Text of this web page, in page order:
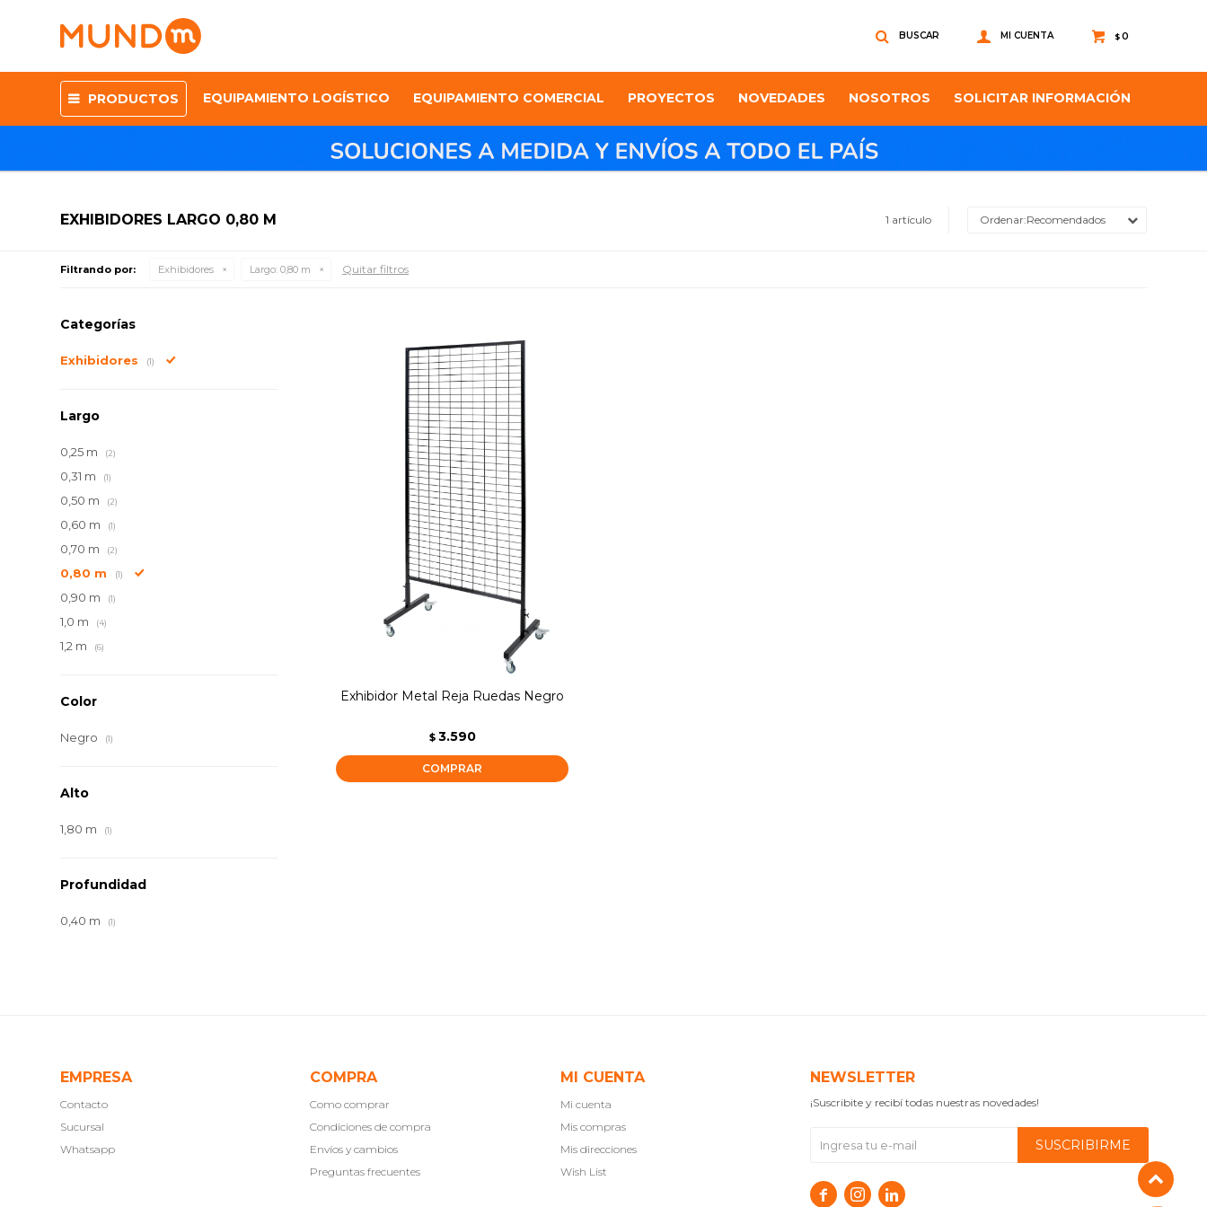
PRODUCTOS EQUIPAMIENTO LOGÍSTICO EQUIPAMIENTO COMERCIAL PROYECTOS NOVEDADES NOSOTROS SOLICITAR INFORMACIÓN
$0
EXHIBIDORES LARGO 0,80 M 1 artículo Recomendados
Filtrando por: Exhibidores Largo: 0,80 m Quitar filtros
Exhibidor Metal Reja Ruedas Negro
$ 3.590
Categorías
Exhibidores (1)
Largo
0,25 m (2)
0,31 m (1)
0,50 m (2)
0,60 m (1)
0,70 m (2)
0,80 m (1)
0,90 m (1)
1,0 m (4)
1,2 m (6)
Color
Negro (1)
Alto
1,80 m (1)
Profundidad
0,40 m (1)
EMPRESA
Contacto
Sucursal
Whatsapp
COMPRA
Como comprar
Condiciones de compra
Envíos y cambios
Preguntas frecuentes
MI CUENTA
Mi cuenta
Mis compras
Mis direcciones
Wish List
NEWSLETTER
¡Suscribite y recibí todas nuestras novedades!
SUSCRIBIRME
  